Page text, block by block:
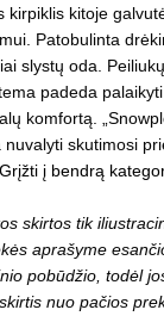
kirpiklis kitoje
Patobulinta
slystų oda.
padeda
komfortą.
skutimosi
Grįžti į bendrą
skirtos tik
aprašyme
pobūdžio, todėl
nuo pačios